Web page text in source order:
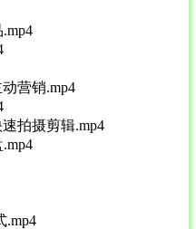
营销.mp4
拍摄剪辑.mp4
.mp4